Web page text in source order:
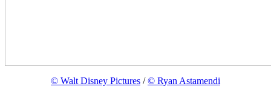
© Walt Disney Pictures /© Ryan Astamendi